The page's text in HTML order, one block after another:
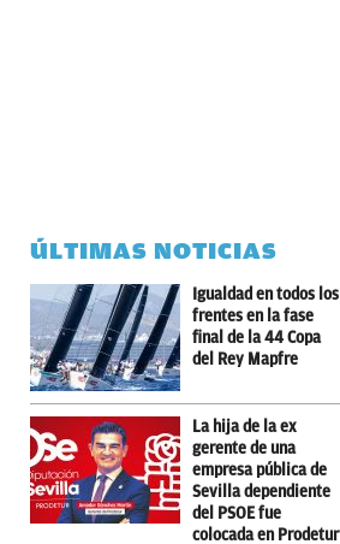
ÚLTIMAS NOTICIAS
Igualdad en todos los
frentes en la fase
final de la 44 Copa
del Rey Mapfre
La hija de la ex
gerente de una
empresa pública de
Sevilla dependiente
del PSOE fue
colocada en Prodetur